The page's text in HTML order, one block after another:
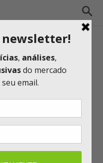
as Top
do LinkedIn